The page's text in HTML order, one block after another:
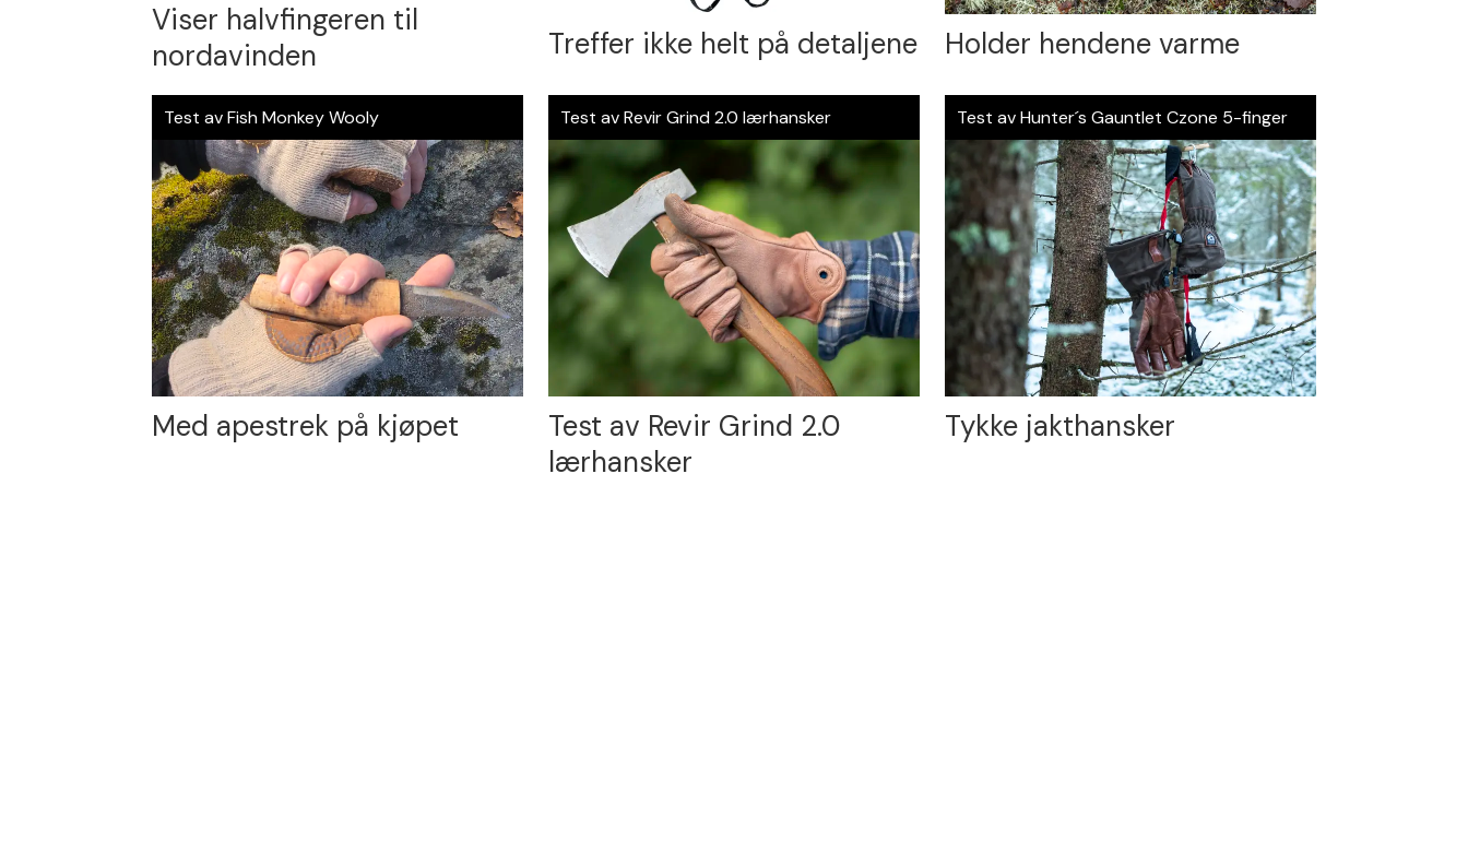
Viser halvfingeren til
nordavinden
Treffer ikke helt på detaljene Holder hendene varme
Test av Fish Monkey Wooly
Med apestrek på kjøpet
Test av Revir Grind 2.0 lærhansker
Test av Revir Grind 2.0
lærhansker
Test av Hunter´s Gauntlet Czone 5-finger
Tykke jakthansker